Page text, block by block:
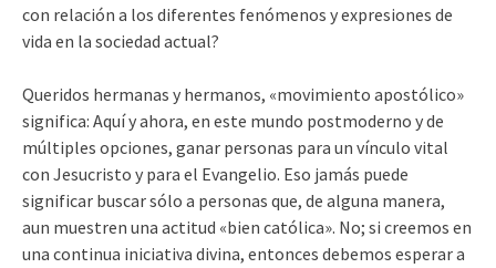
con relación a los diferentes fenómenos y expresiones de
vida en la sociedad actual?
Queridos hermanas y hermanos, «movimiento apostólico»
significa: Aquí y ahora, en este mundo postmoderno y de
múltiples opciones, ganar personas para un vínculo vital
con Jesucristo y para el Evangelio. Eso jamás puede
significar buscar sólo a personas que, de alguna manera,
aun muestren una actitud «bien católica». No; si creemos en
una continua iniciativa divina, entonces debemos esperar a